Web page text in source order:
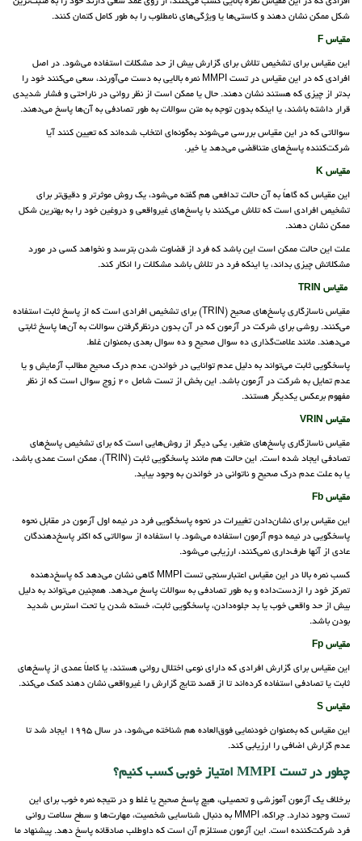
شکل ممکن نشان دهند و کاستی‌ها یا ویژگی‌های نامطلوب را به طور کامل کتمان کنند.
مقیاس F
این مقیاس برای تشخیص تلاش برای گزارش بیش از حد مشکلات استفاده می‌شود. در اصل
افرادی که در این مقیاس در تست MMPI نمره بالایی به دست می‌آورند، سعی می‌کنند خود را
بدتر از چیزی که هستند نشان دهند. حال یا ممکن است از نظر روانی در ناراحتی و فشار شدیدی
قرار داشته باشند، یا اینکه بدون توجه به متن سوالات به طور تصادفی به آن‌ها پاسخ می‌دهند.
سوالاتی که در این مقیاس بررسی می‌شوند به‌گونه‌ای انتخاب شده‌اند که تعیین کنند آیا
شرکت‌کننده پاسخ‌های متناقضی می‌دهد یا خیر.
مقیاس K
این مقیاس که گاهاً به آن حالت تدافعی هم گفته می‌شود، یک روش موثرتر و دقیق‌تر برای
تشخیص افرادی است که تلاش می‌کنند با پاسخ‌های غیرواقعی و دروغین خود را به بهترین شکل
ممکن نشان دهند.
علت این حالت ممکن است این باشد که فرد از قضاوت شدن بترسد و نخواهد کسی در مورد
مشکلاتش چیزی بداند، یا اینکه فرد در تلاش باشد مشکلات را انکار کند.
مقیاس TRIN
مقیاس ناسازگاری پاسخ‌های صحیح (TRIN) برای تشخیص افرادی است که از پاسخ ثابت استفاده
می‌کنند. روشی برای شرکت در آزمون که در آن بدون درنظرگرفتن سوالات به آن‌ها پاسخ ثابتی
می‌دهند. مانند علامت‌گذاری ده سوال صحیح و ده سوال بعدی به‌عنوان غلط.
پاسخگویی ثابت می‌تواند به دلیل عدم توانایی در خواندن، عدم درک صحیح مطالب آزمایش و یا
عدم تمایل به شرکت در آزمون باشد. این بخش از تست شامل 20 زوج سوال است که از نظر
مفهوم برعکس یکدیگر هستند.
مقیاس VRIN
مقیاس ناسازگاری پاسخ‌های متغیر، یکی دیگر از روش‌هایی است که برای تشخیص پاسخ‌های
تصادفی ایجاد شده است. این حالت هم مانند پاسخگویی ثابت (TRIN)، ممکن است عمدی باشد،
یا به علت عدم درک صحیح و ناتوانی در خواندن به وجود بیاید.
مقیاس Fb
این مقیاس برای نشان‌دادن تغییرات در نحوه پاسخگویی فرد در نیمه اول آزمون در مقابل نحوه
پاسخگویی در نیمه دوم آزمون استفاده می‌شود. با استفاده از سوالاتی که اکثر پاسخ‌دهندگان
عادی از آنها طرف‌داری نمی‌کنند، ارزیابی می‌شود.
کسب نمره بالا در این مقیاس اعتبارسنجی تست MMPI گاهی نشان می‌دهد که پاسخ‌دهنده
تمرکز خود را ازدست‌داده و به طور تصادفی به سوالات پاسخ می‌دهد. همچنین می‌تواند به دلیل
بیش از حد واقعی خوب یا بد جلوه‌دادن، پاسخگویی ثابت، خسته شدن یا تحت استرس شدید
بودن باشد.
مقیاس Fp
این مقیاس برای گزارش افرادی که دارای نوعی اختلال روانی هستند، یا کاملاً عمدی از پاسخ‌های
ثابت یا تصادفی استفاده کرده‌اند تا از قصد نتایج گزارش را غیرواقعی نشان دهند کمک می‌کند.
مقیاس S
این مقیاس که به‌عنوان خودنمایی فوق‌العاده هم شناخته می‌شود، در سال 1995 ایجاد شد تا
عدم گزارش اضافی را ارزیابی کند.
چطور در تست MMPI امتیاز خوبی کسب کنیم؟
برخلاف یک آزمون آموزشی و تحصیلی، هیچ پاسخ صحیح یا غلط و در نتیجه نمره خوب برای این
تست وجود ندارد. چراکه، MMPI به دنبال شناسایی شخصیت، مهارت‌ها و سطح سلامت روانی
فرد شرکت‌کننده است. این آزمون مستلزم آن است که داوطلب صادقانه پاسخ دهد. پیشنهاد ما